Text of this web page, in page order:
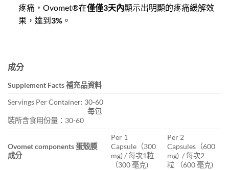
疼痛，Ovomet®在僅僅3天內顯示出明顯的疼痛緩解效
果，達到3%。
成分
Supplement Facts 補充品資料
Servings Per Container: 30-60
每包
裝所含食用份量：30-60
Ovomet components蛋殼膜
成分
Per 1
Capsule（300
mg) / 每次1粒
（300 毫克)
Per 2
Capsules（600
mg) / 每次2
粒 （600 毫克)